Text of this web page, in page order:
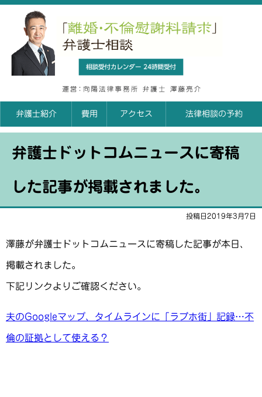
相談申込カレンダ
弁護士紹介 費用 アクセス 法律相談の予約
弁護士ドットコムニュースに寄稿
した記事が掲載されました。
投稿日2019年3月7日
澤藤が弁護士ドットコムニュースに寄稿した記事が本日、
掲載されました。
下記リンクよりご確認ください。
夫のGoogleマップ、タイムラインに「ラブホ街」記録…不
倫の証拠として使える？